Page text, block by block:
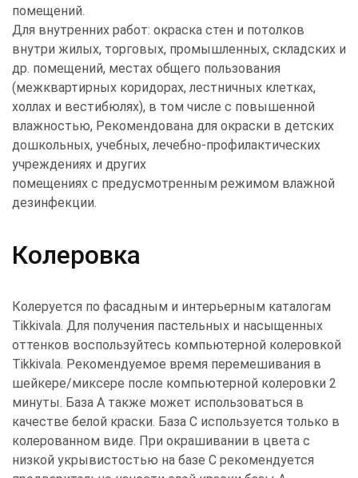
помещений.
Для внутренних работ: окраска стен и потолков
внутри жилых, торговых, промышленных, складских и
др. помещений, местах общего пользования
(межквартирных коридорах, лестничных клетках,
холлах и вестибюлях), в том числе с повышенной
влажностью, Рекомендована для окраски в детских
дошкольных, учебных, лечебно-профилактических
учреждениях и других
помещениях с предусмотренным режимом влажной
дезинфекции.
Колеровка
Колеруется по фасадным и интерьерным каталогам
Tikkivala. Для получения пастельных и насыщенных
оттенков воспользуйтесь компьютерной колеровкой
Tikkivala. Рекомендуемое время перемешивания в
шейкере/миксере после компьютерной колеровки 2
минуты. База A также может использоваться в
качестве белой краски. База C используется только в
колерованном виде. При окрашивании в цвета с
низкой укрывистостью на базе C рекомендуется